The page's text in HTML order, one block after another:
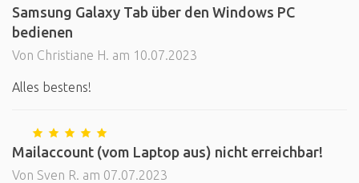
Samsung Galaxy Tab über den Windows PC
bedienen
Von Christiane H. am 10.07.2023
Alles bestens!
Mailaccount (vom Laptop aus) nicht erreichbar!
Von Sven R. am 07.07.2023